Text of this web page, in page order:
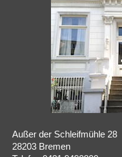
Außer der Schleifmühle 28
28203 Bremen